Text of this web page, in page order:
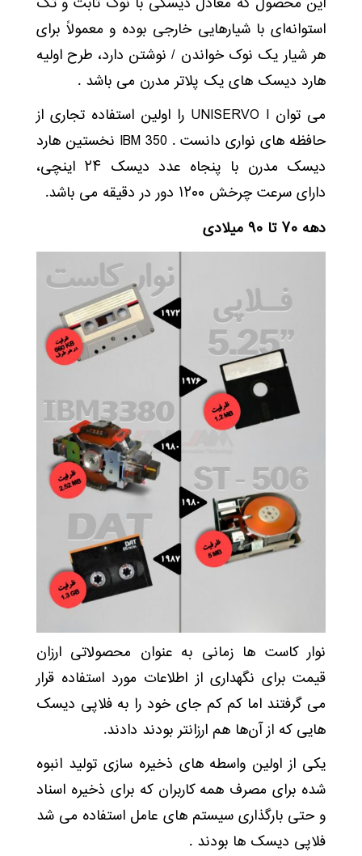
استوانه‌ای با شیارهایی خارجی بوده و معمولاً برای
هر شیار یک نوک خواندن / نوشتن دارد، طرح اولیه
هارد دیسک های یک پلاتر مدرن می باشد .
می توان UNISERVO I را اولین استفاده تجاری از
حافظه های نواری دانست . IBM 350 نخستین هارد
دیسک مدرن با پنجاه عدد دیسک ۲۴ اینچی،
دارای سرعت چرخش ۱۲۰۰ دور در دقیقه می باشد.
دهه ۷۰ تا ۹۰ میلادی
نوار کاست ها زمانی به عنوان محصولاتی ارزان
قیمت برای نگهداری از اطلاعات مورد استفاده قرار
می گرفتند اما کم کم جای خود را به فلاپی دیسک
هایی که از آن‌ها هم ارزانتر بودند دادند.
یکی از اولین واسطه های ذخیره سازی تولید انبوه
شده برای مصرف همه کاربران که برای ذخیره اسناد
و حتی بارگذاری سیستم های عامل استفاده می شد
فلاپی دیسک ها بودند .